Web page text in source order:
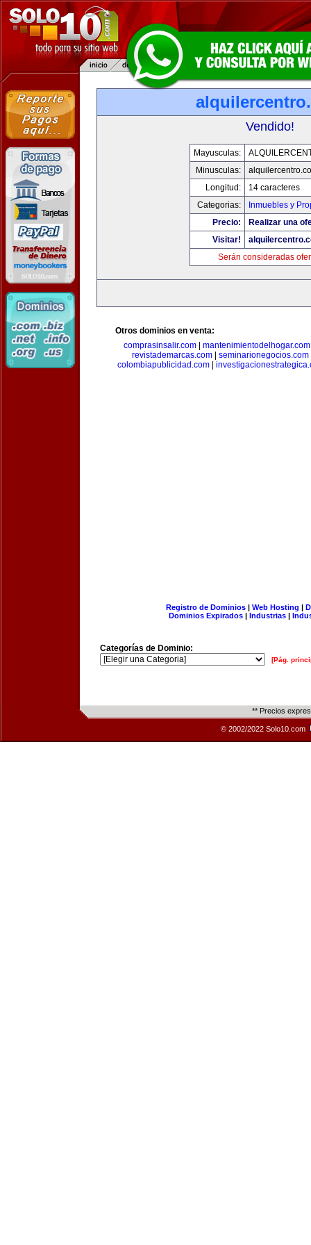
Vendido!
Mayusculas:
Minusculas:
Longitud:
14 caracteres
Categorias:
Inmuebles y
Precio:
Realizar una
Visitar!
Serán consideradas
Otros dominios en venta:
comprasinsalir.com
mantenimientodelhogar.com
revistademarcas.com
seminarionegocios.com
colombiapublicidad.com
Registro de Dominios| Web Hosting |
Dominios Expirados | Industrias |
Categorías de Dominio:
[Pág.
** Precios
© 2002/2022 Solo10.com